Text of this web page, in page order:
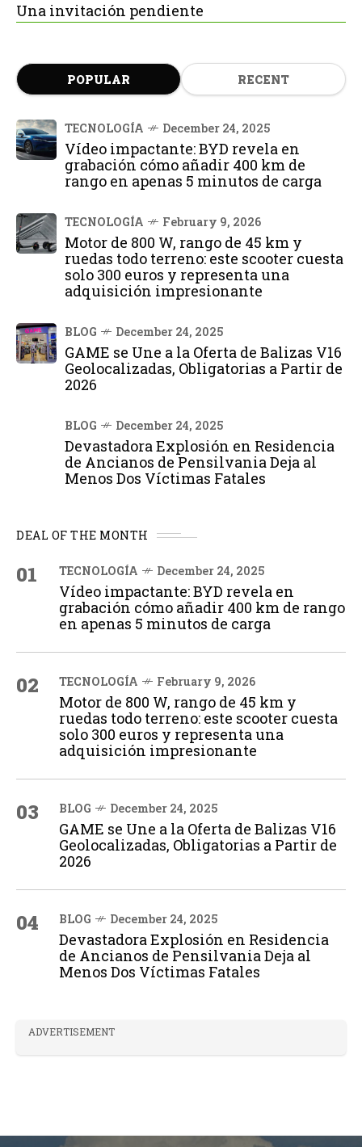
Una invitación pendiente
POPULAR RECENT
TECNOLOGÍA December 24, 2025
Vídeo impactante: BYD revela en
grabación cómo añadir 400 km de
rango en apenas 5 minutos de carga
TECNOLOGÍA February 9, 2026
Motor de 800 W, rango de 45 km y
ruedas todo terreno: este scooter cuesta
solo 300 euros y representa una
adquisición impresionante
BLOG December 24, 2025
GAME se Une a la Oferta de Balizas V16
Geolocalizadas, Obligatorias a Partir de
2026
BLOG December 24, 2025
Devastadora Explosión en Residencia
de Ancianos de Pensilvania Deja al
Menos Dos Víctimas Fatales
DEAL OF THE MONTH
01 TECNOLOGÍA December 24, 2025
Vídeo impactante: BYD revela en
grabación cómo añadir 400 km de rango
en apenas 5 minutos de carga
02 TECNOLOGÍA February 9, 2026
Motor de 800 W, rango de 45 km y
ruedas todo terreno: este scooter cuesta
solo 300 euros y representa una
adquisición impresionante
03 BLOG December 24, 2025
GAME se Une a la Oferta de Balizas V16
Geolocalizadas, Obligatorias a Partir de
2026
04 BLOG December 24, 2025
Devastadora Explosión en Residencia
de Ancianos de Pensilvania Deja al
Menos Dos Víctimas Fatales
ADVERTISEMENT